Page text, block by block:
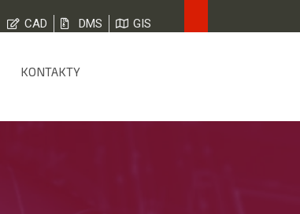
CAD DMS GIS
KONTAKTY